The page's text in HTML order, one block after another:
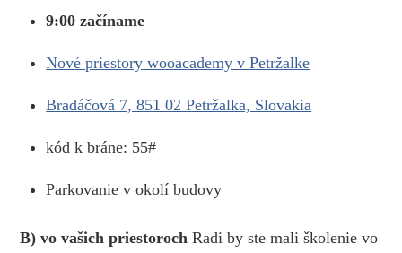
9:00 začíname
Nové priestory wooacademy v Petržalke
Bradáčová 7, 851 02 Petržalka, Slovakia
kód k bráne: 55#
Parkovanie v okolí budovy
B) vo vašich priestoroch Radi by ste mali školenie vo